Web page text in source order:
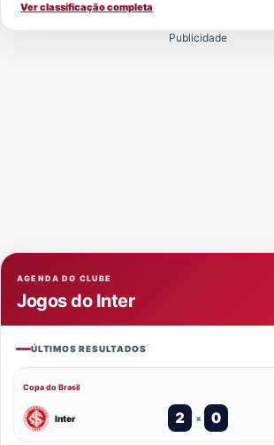
Ver classificação completa
Publicidade
AGENDA DO CLUBE
Jogos do Inter
ÚLTIMOS RESULTADOS
Copa do Brasil
Inter 2 x 0